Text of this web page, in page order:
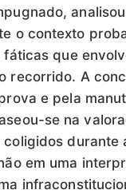
analisou
o contexto
que
recorrido. A
e pela
se na
coligidos durante
em uma